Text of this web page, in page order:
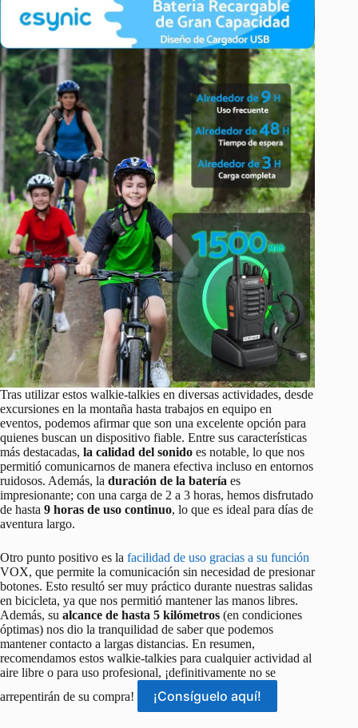
Tras utilizar estos walkie-talkies en diversas actividades, desde
excursiones en la montaña hasta trabajos en equipo en
eventos, podemos afirmar que son una excelente opción para
quienes buscan un dispositivo fiable. Entre sus características
más destacadas, la calidad del sonido es notable, lo que nos
permitió comunicarnos de manera efectiva incluso en entornos
ruidosos. Además, la duración de la batería es
impresionante; con una carga de 2 a 3 horas, hemos disfrutado
de hasta 9 horas de uso continuo, lo que es ideal para días de
aventura largo.
Otro punto positivo es la facilidad de uso gracias a su función
VOX, que permite la comunicación sin necesidad de presionar
botones. Esto resultó ser muy práctico durante nuestras salidas
en bicicleta, ya que nos permitió mantener las manos libres.
Además, su alcance de hasta 5 kilómetros (en condiciones
óptimas) nos dio la tranquilidad de saber que podemos
mantener contacto a largas distancias. En resumen,
recomendamos estos walkie-talkies para cualquier actividad al
aire libre o para uso profesional, ¡definitivamente no se
arrepentirán de su compra!
¡Consíguelo aquí!